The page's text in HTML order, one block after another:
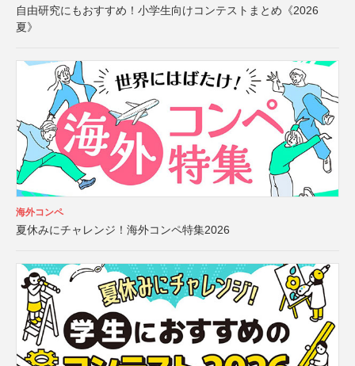
自由研究にもおすすめ！小学生向けコンテストまとめ《2026
夏》
海外コンペ
夏休みにチャレンジ！海外コンペ特集2026